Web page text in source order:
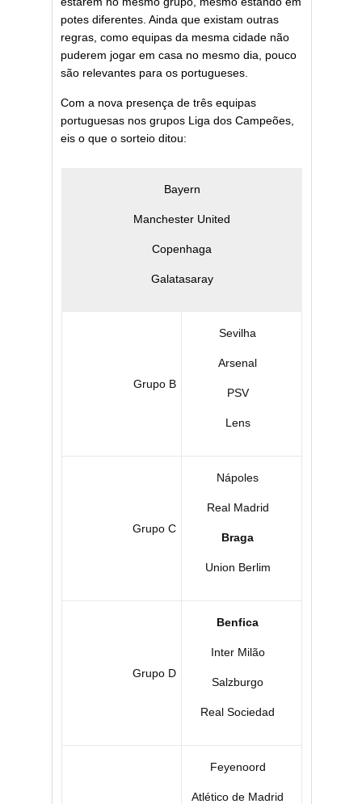
potes diferentes. Ainda que existam outras
regras, como equipas da mesma cidade não
puderem jogar em casa no mesmo dia, pouco
são relevantes para os portugueses.
Com a nova presença de três equipas
portuguesas nos grupos Liga dos Campeões,
eis o que o sorteio ditou:
Bayern
Manchester United
Copenhaga
Galatasaray
Grupo B
Sevilha
Arsenal
PSV
Lens
Grupo C
Nápoles
Real Madrid
Braga
Union Berlim
Grupo D
Benfica
Inter Milão
Salzburgo
Real Sociedad
Feyenoord
Atlético de Madrid